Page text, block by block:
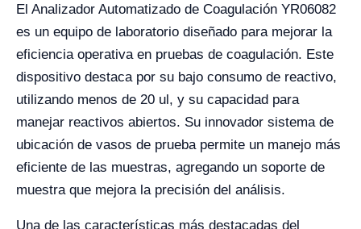
El Analizador Automatizado de Coagulación YR06082
es un equipo de laboratorio diseñado para mejorar la
eficiencia operativa en pruebas de coagulación. Este
dispositivo destaca por su bajo consumo de reactivo,
utilizando menos de 20 ul, y su capacidad para
manejar reactivos abiertos. Su innovador sistema de
ubicación de vasos de prueba permite un manejo más
eficiente de las muestras, agregando un soporte de
muestra que mejora la precisión del análisis.
Una de las características más destacadas del